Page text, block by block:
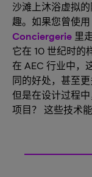
沙滩上沐浴虚拟
趣。如果您曾使
Conciergerie 里
它在 10 世纪时的
在 AEC 行业中，
同的好处，甚至更
但是在设计过程
项目？ 这些技术